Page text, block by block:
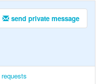
send private message
requests